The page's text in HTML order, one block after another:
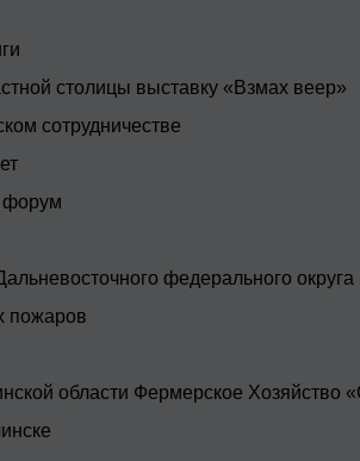
столицы выставку «Взмах веер»
сотрудничестве
форум
федерального
пожаров
области Фермерское Хозяйство